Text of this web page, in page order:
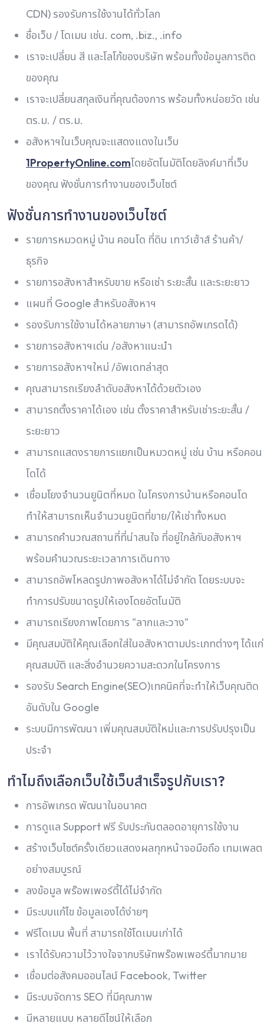
CDN) รองรับการใช้งานได้ทั่วโลก
ชื่อเว็บ / โดเมน เช่น. com, .biz., .info
เราจะเปลี่ยน สี และโลโก้ของบริษัท พร้อมทั้งข้อมูลการติด
ของคุณ
เราจะเปลี่ยนสกุลเงินที่คุณต้องการ พร้อมทั้งหน่อยวัด เช่น
ตร.ม. / ตร.ม.
อสังหาฯในเว็บคุณจะแสดงแดงในเว็บ
1PropertyOnline.comโดยอัตโนมัติโดยลิงค์มาที่เว็บ
ของคุณ ฟังชั่นการทำงานของเว็บไซต์
ฟังชั่นการทำงานของเว็บไซต์
รายการหมวดหมู่ บ้าน คอนโด ที่ดิน เทาว์เฮ้าส์ ร้านค้า/
ธุรกิจ
รายการอสังหาสำหรับขาย หรือเช่า ระยะสั้น และระยะยาว
แผนที่ Google สำหรับอสังหาฯ
รองรับการใช้งานได้หลายภาษา (สามารถอัพเกรดได้)
รายการอสังหาฯเด่น /อสังหาแนะนำ
รายการอสังหาฯใหม่ /อัพเดทล่าสุด
คุณสามารถเรียงลำดับอสังหาได้ด้วยตัวเอง
สามารถตั้งราคาได้เอง เช่น ตั้งราคาสำหรับเช่าระยะสั้น /
ระยะยาว
สามารถแสดงรายการแยกเป็นหมวดหมู่ เช่น บ้าน หรือคอน
โดได้
เชื่อมโยงจำนวนยูนิตที่หมด ในโครงการบ้านหรือคอนโด
ทำให้สามารถเห็นจำนวนยูนิตที่ขาย/ให้เช่าทั้งหมด
สามารถคำนวณสถานที่ที่น่าสนใจ ที่อยู่ใกล้กับอสังหาฯ
พร้อมคำนวณระยะเวลาการเดินทาง
สามารถอัพโหลดรูปภาพอสังหาได้ไม่จำกัด โดยระบบจะ
ทำการปรับขนาดรูปให้เองโดยอัตโนมัติ
สามารถเรียงภาพโดยการ "ลากและวาง"
มีคุณสมบัติให้คุณเลือกใส่ในอสังหาตามประเภทต่างๆ ได้แก่
คุณสมบัติ และสิ่งอำนวยความสะดวกในโครงการ
รองรับ Search Engine(SEO)เทคนิคที่จะทำให้เว็บคุณติด
อันดับใน Google
ระบบมีการพัฒนา เพิ่มคุณสมบัติใหม่และการปรับปรุงเป็น
ประจำ
ทำไมถึงเลือกเว็บใช้เว็บสำเร็จรูปกับเรา?
การอัพเกรด พัฒนาในอนาคต
การดูแล Support ฟรี รับประกันตลอดอายุการใช้งาน
สร้างเว็บไซต์ครั้งเดียวแสดงผลทุกหน้าจอมือถือ เทมเพลต
อย่างสมบูรณ์
ลงข้อมูล พร๊อพเพอร์ตี้ได้ไม่จำกัด
มีระบบแก้ไข ข้อมูลเองได้ง่ายๆ
ฟรีโดเมน พื้นที่ สามารถใช้โดเมนเก่าได้
เราได้รับความไว้วางใจจากบริษัทพร๊อพเพอร์ตี้มากมาย
เชื่อมต่อสังคมออนไลน์ Facebook, Twitter
มีระบบจัดการ SEO ที่มีคุณภาพ
มีหลายแบบ หลายดีไซน์ให้เลือก